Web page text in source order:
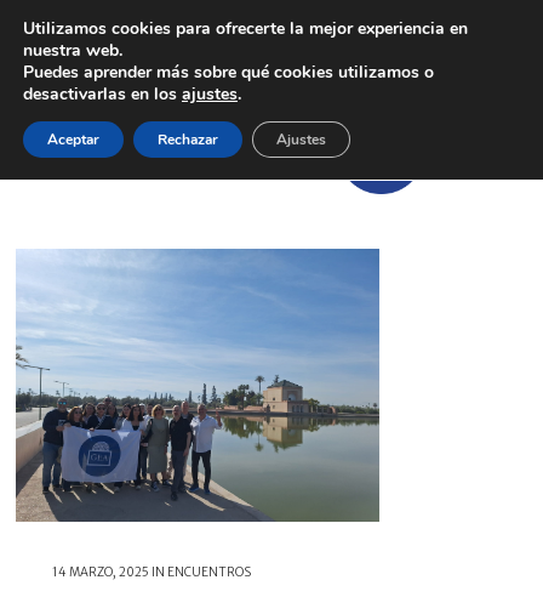
14 MARZO, 2025 IN ENCUENTROS
Utilizamos cookies para ofrecerte la mejor experiencia en
nuestra web.
Puedes aprender más sobre qué cookies utilizamos o
desactivarlas en los ajustes.
Aceptar Rechazar Ajustes